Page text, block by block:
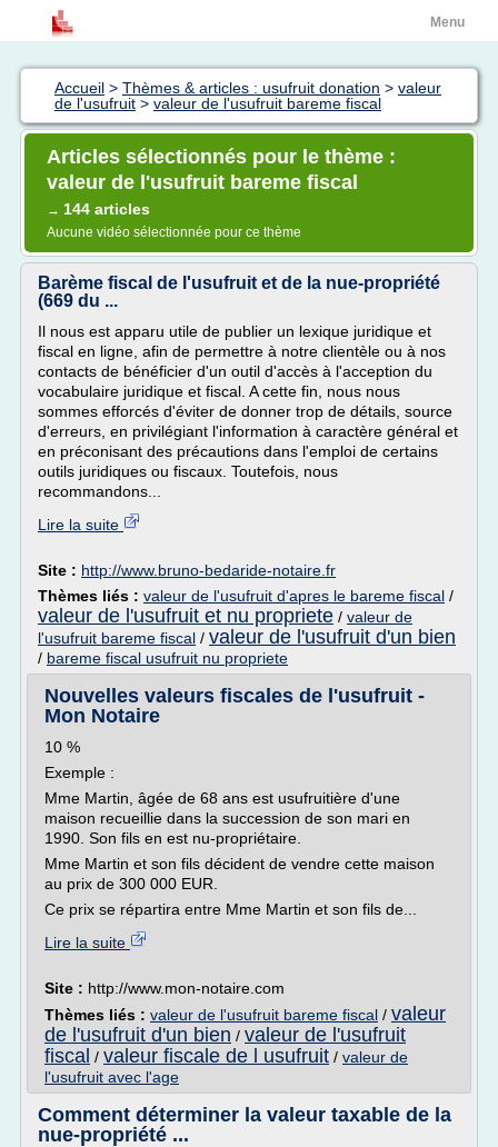
Menu
Accueil > Thèmes & articles : usufruit donation > valeur
de l'usufruit > valeur de l'usufruit bareme fiscal
Articles sélectionnés pour le thème :
valeur de l'usufruit bareme fiscal
→ 144 articles
Aucune vidéo sélectionnée pour ce thème
Barème fiscal de l'usufruit et de la nue-propriété
(669 du ...
Il nous est apparu utile de publier un lexique juridique et
fiscal en ligne, afin de permettre à notre clientèle ou à nos
contacts de bénéficier d'un outil d'accès à l'acception du
vocabulaire juridique et fiscal. A cette fin, nous nous
sommes efforcés d'éviter de donner trop de détails, source
d'erreurs, en privilégiant l'information à caractère général et
en préconisant des précautions dans l'emploi de certains
outils juridiques ou fiscaux. Toutefois, nous
recommandons...
Lire la suite
Site : http://www.bruno-bedaride-notaire.fr
Thèmes liés : valeur de l'usufruit d'apres le bareme fiscal /
valeur de l'usufruit et nu propriete / valeur de
l'usufruit bareme fiscal / valeur de l'usufruit d'un bien
/ bareme fiscal usufruit nu propriete
Nouvelles valeurs fiscales de l'usufruit -
Mon Notaire
10 %
Exemple :
Mme Martin, âgée de 68 ans est usufruitière d'une
maison recueillie dans la succession de son mari en
1990. Son fils en est nu-propriétaire.
Mme Martin et son fils décident de vendre cette maison
au prix de 300 000 EUR.
Ce prix se répartira entre Mme Martin et son fils de...
Lire la suite
Site : http://www.mon-notaire.com
Thèmes liés : valeur de l'usufruit bareme fiscal / valeur
de l'usufruit d'un bien / valeur de l'usufruit
fiscal / valeur fiscale de l usufruit / valeur de
l'usufruit avec l'age
Comment déterminer la valeur taxable de la
nue-propriété ...